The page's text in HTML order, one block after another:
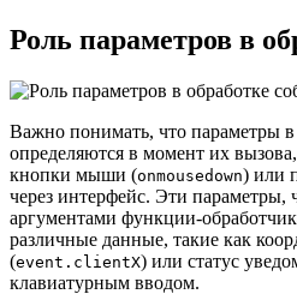
Роль параметров в
Важно понимать, что параметры
определяются в момент их
кнопки мыши (onmousedown) или
через интерфейс. Эти параметры,
аргументами функции-
различные данные, такие как
(event.clientX) или статус
клавиатурным вводом.